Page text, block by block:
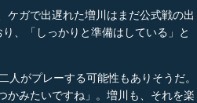
ガで出遅れた増川はまだ公式戦の出
、「しっかりと準備はしている」と
がプレーする可能性もありそうだ。
かみたいですね」。増川も、それを楽